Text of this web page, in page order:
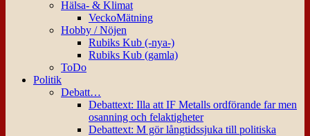
Hälsa- & Klimat
VeckoMätning
Hobby / Nöjen
Rubiks Kub (-nya-)
Rubiks Kub (gamla)
ToDo
Politik
Debatt…
Debattext: Illa att IF Metalls ordförande far men
osanning och felaktigheter
Debattext: M gör långtidssjuka till politiska